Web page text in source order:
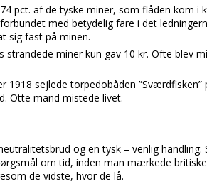
pct. af de tyske miner, som flåden kom i
med betydelig fare i det
sig fast på minen.
strandede miner kun gav 10 kr. Ofte blev
1918 sejlede torpedobåden
Otte mand mistede livet.
og en tysk – venlig
om tid, inden man mærkede
de vidste, hvor de lå.